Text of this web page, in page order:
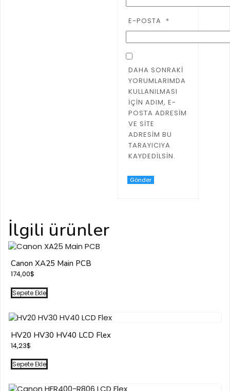
E-POSTA *
DAHA SONRAKI
YORUMLARIMDA
KULLANILMASI
IÇIN ADIM, E-
POSTA ADRESIM
VE SITE
ADRESIM BU
TARAYICIYA
KAYDEDILSIN.
İlgili ürünler
Canon XA25 Main PCB
174,00$
Sepete Ekle
HV20 HV30 HV40 LCD Flex
14,23$
Sepete Ekle